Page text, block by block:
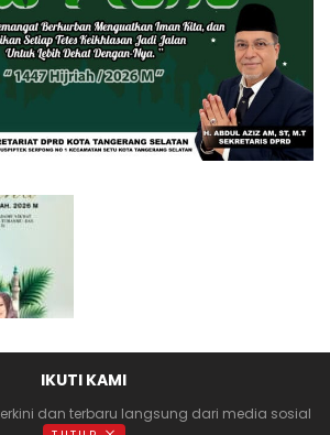
IKUTI KAMI
dan terbaru langsung dari media sosial